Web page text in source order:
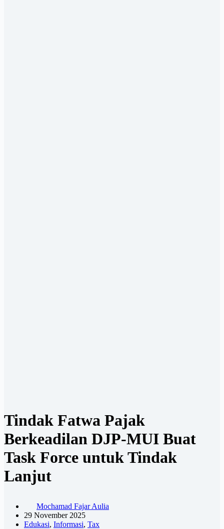
Tindak Fatwa Pajak
Berkeadilan DJP-MUI Buat
Task Force untuk Tindak
Lanjut
Mochamad Fajar Aulia
29 November 2025
Edukasi, Informasi, Tax